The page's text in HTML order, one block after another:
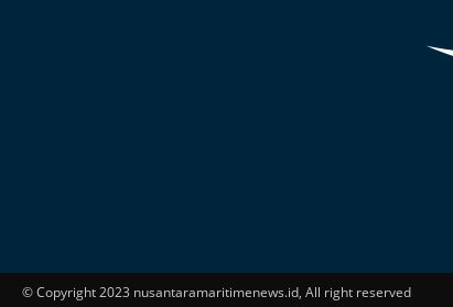
© Copyright 2023 nusantaramaritimenews.id, All right reserved